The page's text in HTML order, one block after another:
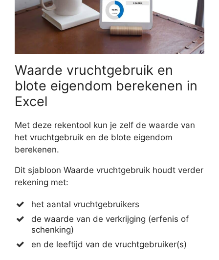
Waarde vruchtgebruik en
blote eigendom berekenen in
Excel
Met deze rekentool kun je zelf de waarde van
het vruchtgebruik en de blote eigendom
berekenen.
Dit sjabloon Waarde vruchtgebruik houdt verder
rekening met:
het aantal vruchtgebruikers
de waarde van de verkrijging (erfenis of
schenking)
en de leeftijd van de vruchtgebruiker(s)